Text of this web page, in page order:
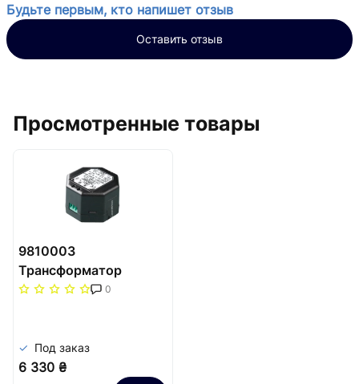
Будьте первым, кто напишет отзыв
Оставить отзыв
Просмотренные товары
9810003
Трансформатор
TECEрlanus для
0
Под заказ
6 330 ₴